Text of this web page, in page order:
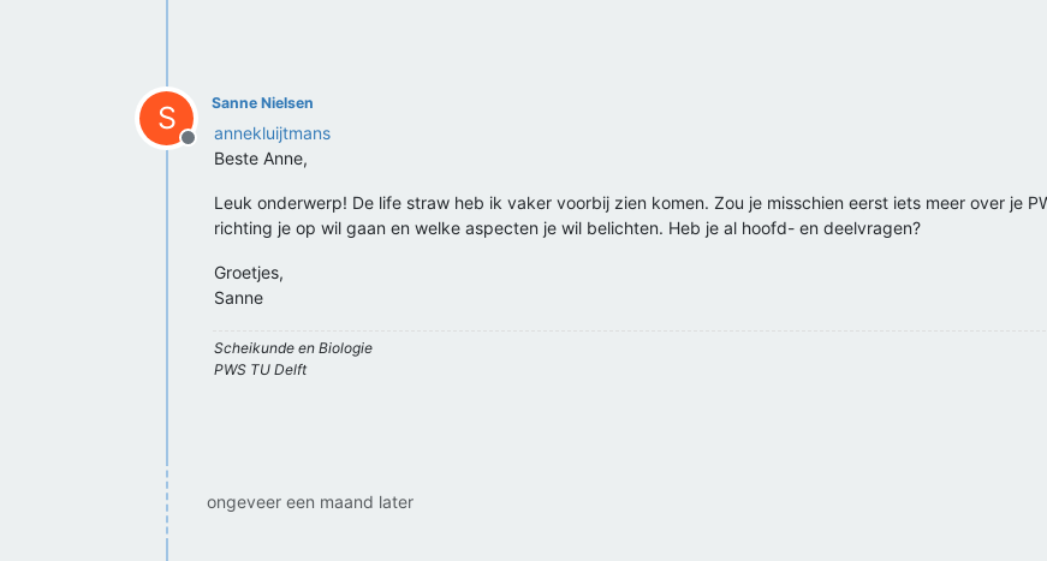
S
Offline
Sanne Nielsen
annekluijtmans
Beste Anne,
Leuk onderwerp! De life straw heb ik vaker voorbij zien komen. Zou je misschien eerst iets meer over je
richting je op wil gaan en welke aspecten je wil belichten. Heb je al hoofd- en deelvragen?
Groetjes,
Sanne
Scheikunde en Biologie
PWS TU Delft
ongeveer een maand later